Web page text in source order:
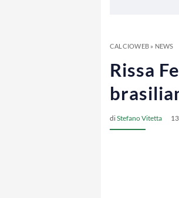
CALCIOWEB» NEWS
Rissa
diStefano Vitetta